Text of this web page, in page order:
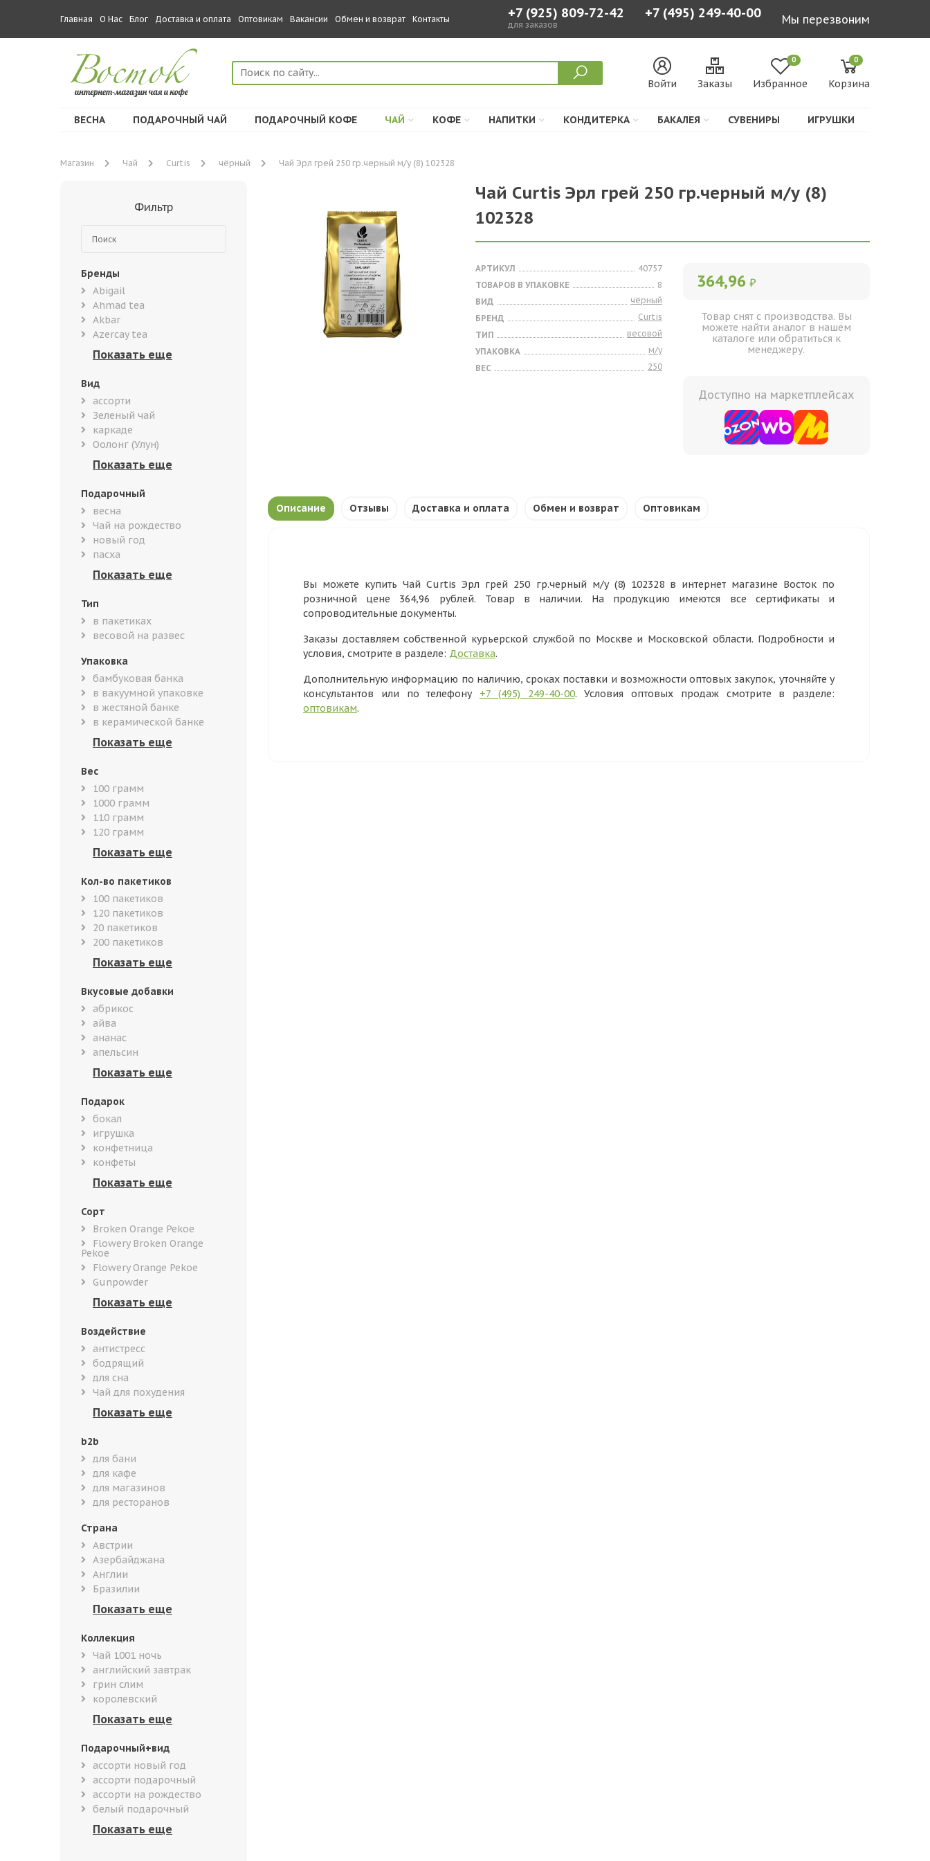
Главная О Нас Блог Доставка и оплата Оптовикам Вакансии Обмен и возврат Контакты +7 (925) 809-72-42
для заказов
+7 (495) 249-40-00 Мы перезвоним
Войти Заказы
0
Избранное
0
Корзина
ВЕСНА ПОДАРОЧНЫЙ ЧАЙ ПОДАРОЧНЫЙ КОФЕ ЧАЙ КОФЕ НАПИТКИ КОНДИТЕРКА БАКАЛЕЯ СУВЕНИРЫ ИГРУШКИ
Магазин Чай Curtis чёрный Чай Эрл грей 250 гр.черный м/у (8) 102328
Фильтр
Бренды
Abigail
Ahmad tea
Akbar
Azercay tea
Вид
ассорти
Зеленый чай
каркаде
Оолонг (Улун)
Подарочный
весна
Чай на рождество
новый год
пасха
Тип
в пакетиках
весовой на развес
Упаковка
бамбуковая банка
в вакуумной упаковке
в жестяной банке
в керамической банке
Вес
100 грамм
1000 грамм
110 грамм
120 грамм
Кол-во пакетиков
100 пакетиков
120 пакетиков
20 пакетиков
200 пакетиков
Вкусовые добавки
абрикос
айва
ананас
апельсин
Подарок
бокал
игрушка
конфетница
конфеты
Сорт
Broken Orange Pekoe
Flowery Broken Orange
Pekoe
Flowery Orange Pekoe
Gunpowder
Воздействие
антистресс
бодрящий
для сна
Чай для похудения
b2b
для бани
для кафе
для магазинов
для ресторанов
Страна
Австрии
Азербайджана
Англии
Бразилии
Коллекция
Чай 1001 ночь
английский завтрак
грин слим
королевский
Подарочный+вид
ассорти новый год
ассорти подарочный
ассорти на рождество
белый подарочный
Чай Curtis Эрл грей 250 гр.черный м/у (8)
102328
АРТИКУЛ
40757
ТОВАРОВ В УПАКОВКЕ
8
ВИД
чёрный
БРЕНД
Curtis
ТИП
весовой
УПАКОВКА
м/у
ВЕС
250
364,96 ₽
Товар снят с производства. Вы
можете найти аналог в нашем
каталоге или обратиться к
менеджеру.
Доступно на маркетплейсах
Описание Отзывы Доставка и оплата Обмен и возврат Оптовикам
Вы можете купить Чай Curtis Эрл грей 250 гр.черный м/у (8) 102328 в интернет магазине Восток по
розничной цене 364,96 рублей. Товар в наличии. На продукцию имеются все сертификаты и
сопроводительные документы.
Заказы доставляем собственной курьерской службой по Москве и Московской области. Подробности и
условия, смотрите в разделе: Доставка.
Дополнительную информацию по наличию, сроках поставки и возможности оптовых закупок, уточняйте у
консультантов или по телефону +7 (495) 249-40-00. Условия оптовых продаж смотрите в разделе:
оптовикам.